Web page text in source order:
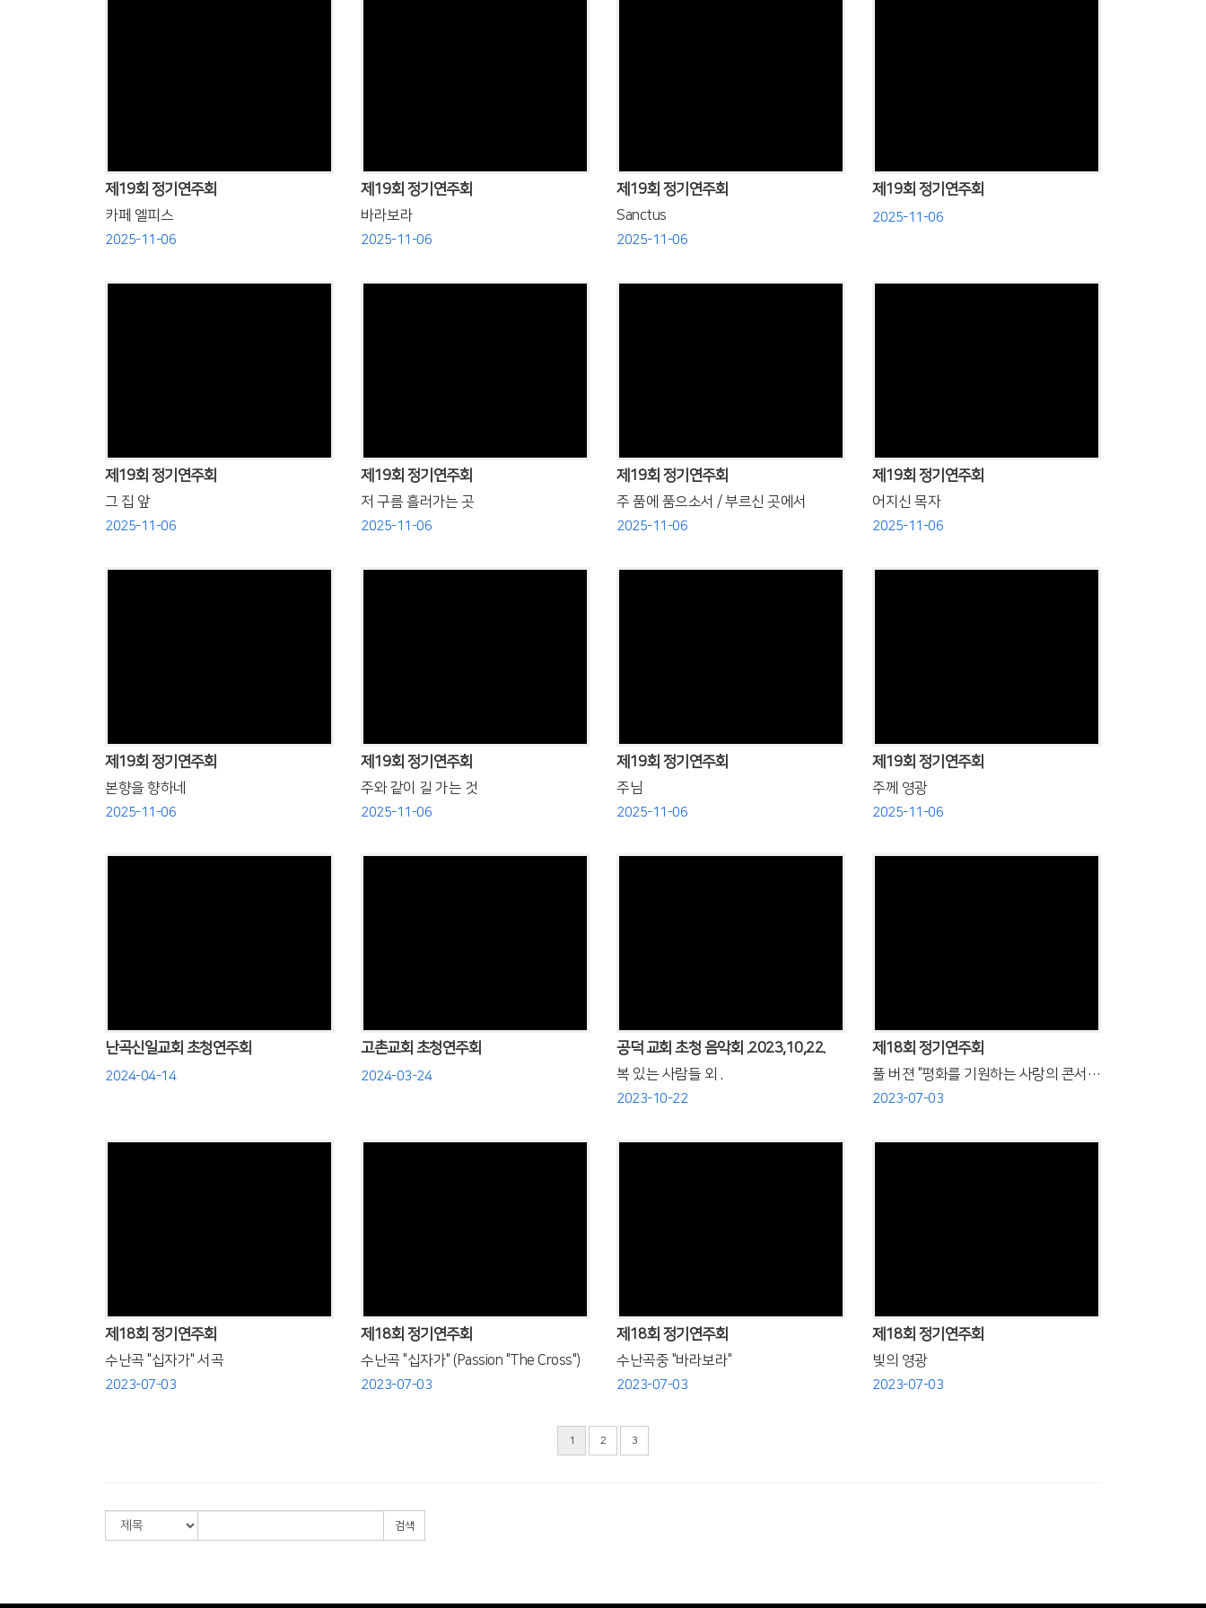
제19회 정기연주회
카페 엘피스
2025-11-06
제19회 정기연주회
바라보라
2025-11-06
제19회 정기연주회
Sanctus
2025-11-06
제19회 정기연주회
2025-11-06
제19회 정기연주회
그 집 앞
2025-11-06
제19회 정기연주회
저 구름 흘러가는 곳
2025-11-06
제19회 정기연주회
주 품에 품으소서 / 부르신 곳에서
2025-11-06
제19회 정기연주회
어지신 목자
2025-11-06
제19회 정기연주회
본향을 향하네
2025-11-06
제19회 정기연주회
주와 같이 길 가는 것
2025-11-06
제19회 정기연주회
주님
2025-11-06
제19회 정기연주회
주께 영광
2025-11-06
난곡신일교회 초청연주회
2024-04-14
고촌교회 초청연주회
2024-03-24
공덕 교회 초청 음악회 .2023,10,22.
복 있는 사람들 외 .
2023-10-22
제18회 정기연주회
풀 버젼 "평화를 기원하는 사랑의 콘서트"
2023-07-03
제18회 정기연주회
수난곡 "십자가" 서곡
2023-07-03
제18회 정기연주회
수난곡 "십자가" (Passion "The Cross")
2023-07-03
제18회 정기연주회
수난곡중 "바라보라"
2023-07-03
제18회 정기연주회
빛의 영광
2023-07-03
1 2 3
검색